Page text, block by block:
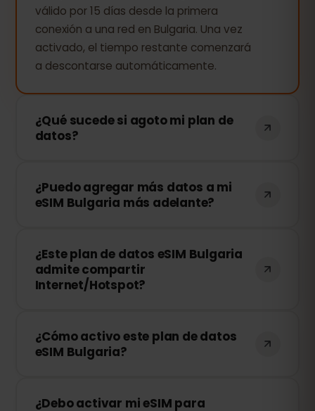
válido por 15 días desde la primera
conexión a una red en Bulgaria. Una vez
activado, el tiempo restante comenzará
a descontarse automáticamente.
¿Qué sucede si agoto mi plan de
datos?
conexión se detendrá. Puedes recargar
tu eSIM fácilmente desde tu panel de
¿Puedo agregar más datos a mi
eSIM Bulgaria más adelante?
cualquier momento sin necesidad de
reinstalar tu eSIM. Solo accede a tu
cuenta y elige la cantidad de datos
¿Este plan de datos eSIM Bulgaria
admite compartir
Internet/Hotspot?
mediante Hotspot con otros
dispositivos. Sin embargo, la velocidad y
¿Cómo activo este plan de datos
eSIM Bulgaria?
código QR por correo electrónico. Solo
¿Debo activar mi eSIM para